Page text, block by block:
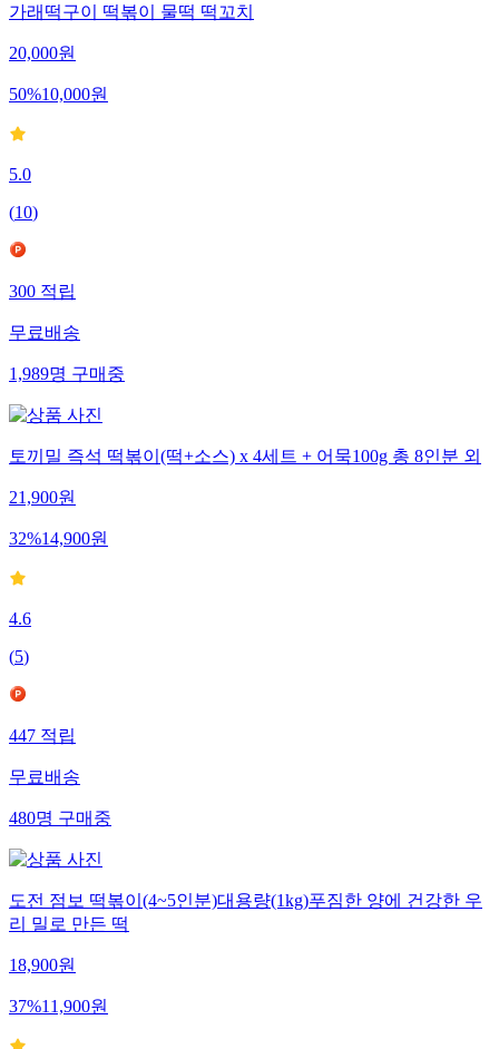
가래떡구이 떡볶이 물떡 떡꼬치
20,000원
50%10,000원
5.0
(10)
300 적립
무료배송
1,989명 구매중
토끼밀 즉석 떡볶이(떡+소스) x 4세트 + 어묵100g 총 8인분 외
21,900원
32%14,900원
4.6
(5)
447 적립
무료배송
480명 구매중
도전 점보 떡볶이(4~5인분)대용량(1kg)푸짐한 양에 건강한 우
리 밀로 만든 떡
18,900원
37%11,900원